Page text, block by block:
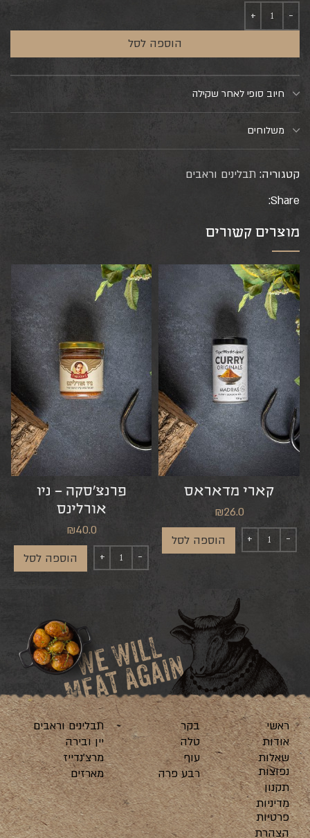
הוספה לסל
חיוב סופי לאחר שקילה
משלוחים
קטגוריה: תבלינים וראבים
Share:
מוצרים קשורים
קארי מדאראס
₪26.0
הוספה לסל
פרנצ’סקה – ניו
אורלינס
₪40.0
הוספה לסל
ראשי
אודות
שאלות
נפוצות
תקנון
מדיניות
פרטיות
הצהרת
בקר
טלה
עוף
רבע פרה
תבלינים וראבים
יין ובירה
מרצ’נדייז
מארזים